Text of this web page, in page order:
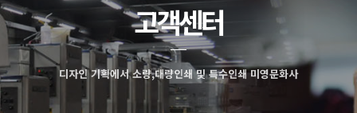
고객센터
디자인 기획에서 소량,대량인쇄 및 특수인쇄 미영문화사